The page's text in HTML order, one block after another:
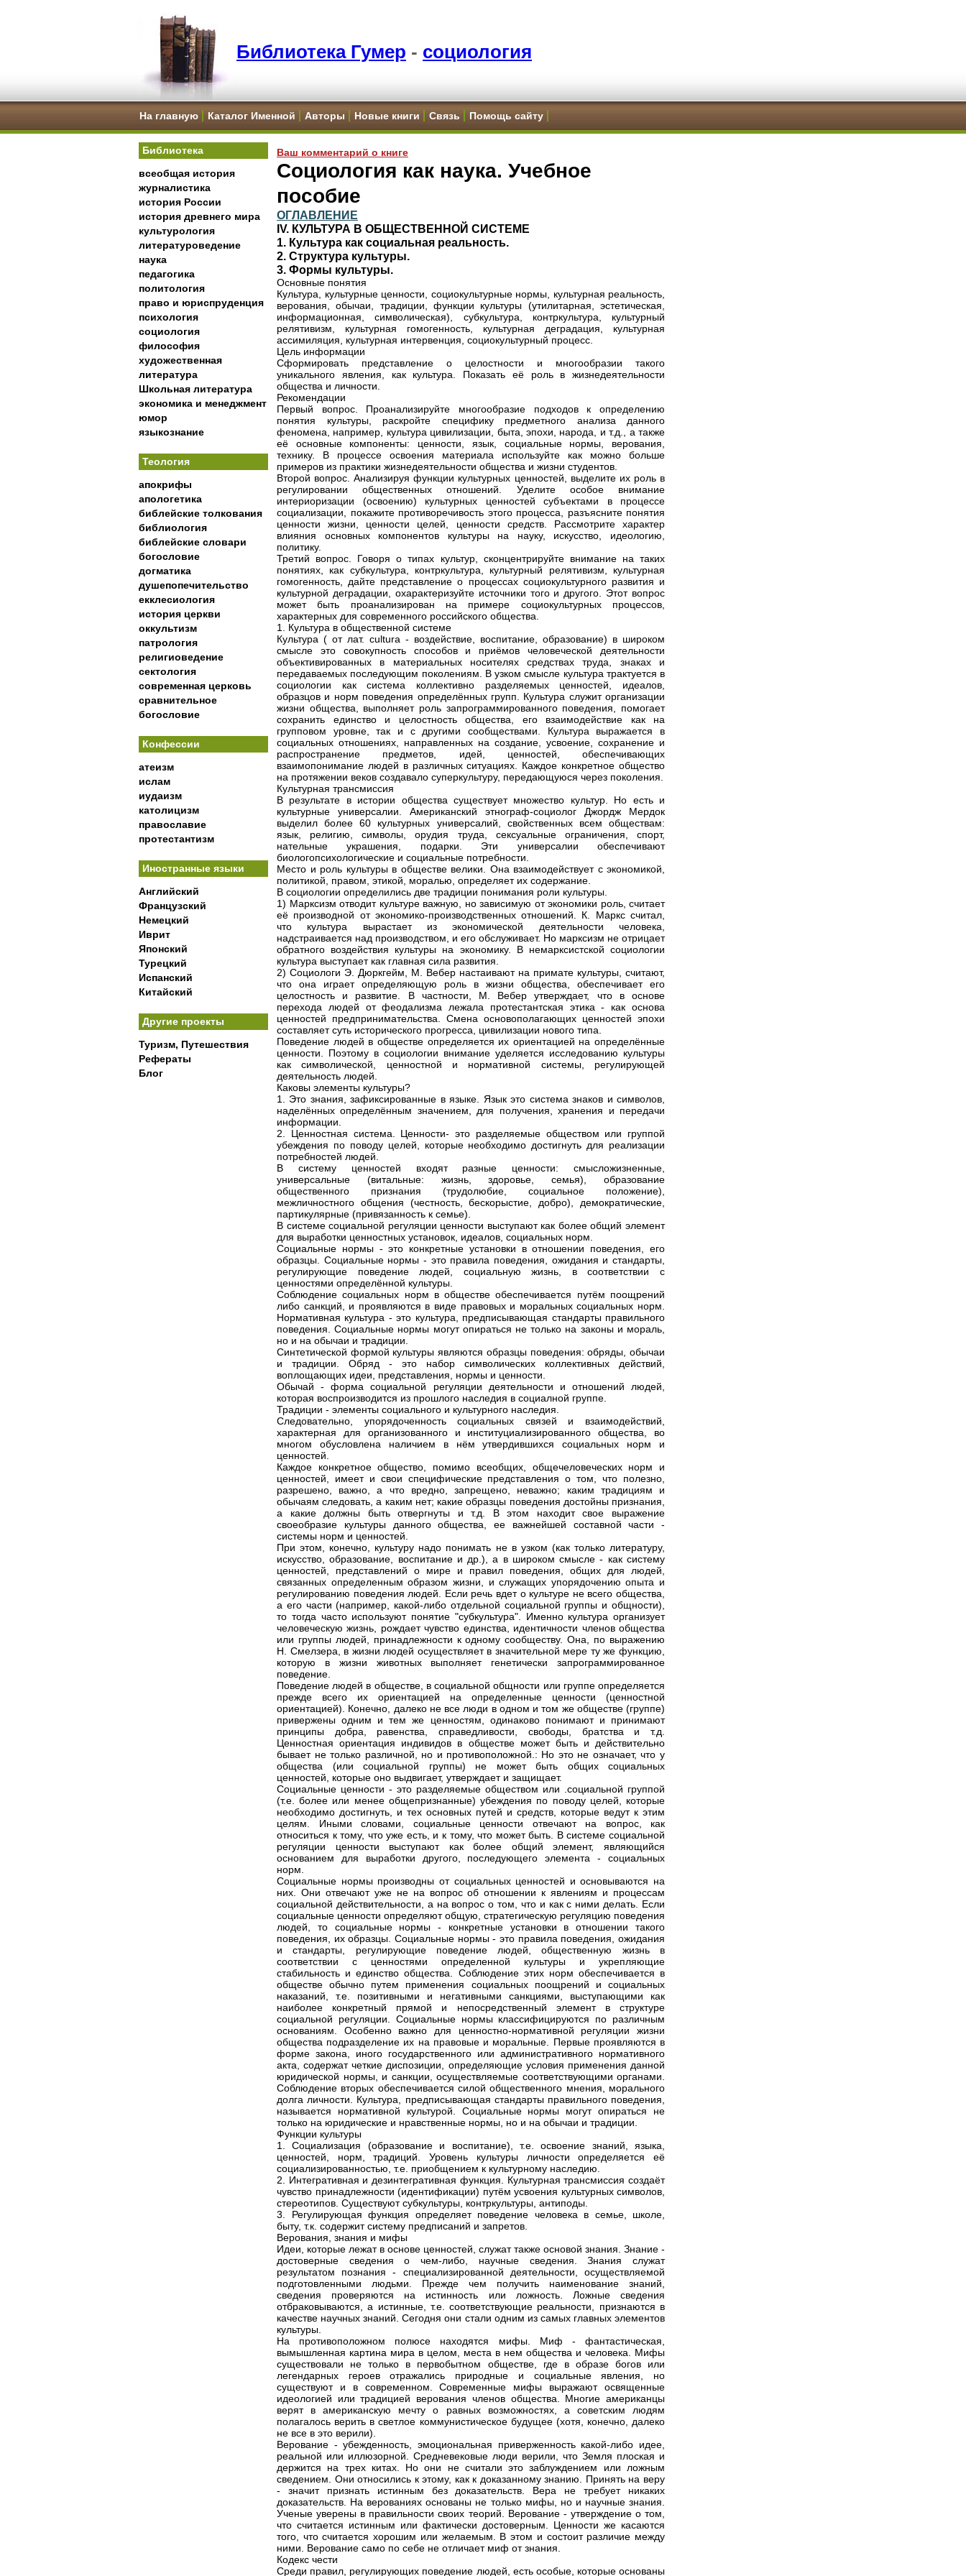
Библиотека Гумер - социология
На главную Каталог Именной Авторы Новые книги Связь Помощь сайту
Библиотека
всеобщая история
журналистика
история России
история древнего мира
культурология
литературоведение
наука
педагогика
политология
право и юриспруденция
психология
социология
философия
художественная
литература
Школьная литература
экономика и менеджмент
юмор
языкознание
Теология
апокрифы
апологетика
библейские толкования
библиология
библейские словари
богословие
догматика
душепопечительство
екклесиология
история церкви
оккультизм
патрология
религиоведение
сектология
современная церковь
сравнительное
богословие
Конфессии
атеизм
ислам
иудаизм
католицизм
православие
протестантизм
Иностранные языки
Английский
Французский
Немецкий
Иврит
Японский
Турецкий
Испанский
Китайский
Другие проекты
Туризм, Путешествия
Рефераты
Блог
Ваш комментарий о книге
Социология как наука. Учебное
пособие
ОГЛАВЛЕНИЕ
IV. КУЛЬТУРА В ОБЩЕСТВЕННОЙ СИСТЕМЕ
1. Культура как социальная реальность.
2. Структура культуры.
3. Формы культуры.
Основные понятия
Культура, культурные ценности, социокультурные нормы, культурная реальность,
верования, обычаи, традиции, функции культуры (утилитарная, эстетическая,
информационная, символическая), субкультура, контркультура, культурный
релятивизм, культурная гомогенность, культурная деградация, культурная
ассимиляция, культурная интервенция, социокультурный процесс.
Цель информации
Сформировать представление о целостности и многообразии такого
уникального явления, как культура. Показать её роль в жизнедеятельности
общества и личности.
Рекомендации
Первый вопрос. Проанализируйте многообразие подходов к определению
понятия культуры, раскройте специфику предметного анализа данного
феномена, например, культура цивилизации, быта, эпохи, народа, и т.д., а также
её основные компоненты: ценности, язык, социальные нормы, верования,
технику. В процессе освоения материала используйте как можно больше
примеров из практики жизнедеятельности общества и жизни студентов.
Второй вопрос. Анализируя функции культурных ценностей, выделите их роль в
регулировании общественных отношений. Уделите особое внимание
интериоризации (освоению) культурных ценностей субъектами в процессе
социализации, покажите противоречивость этого процесса, разъясните понятия
ценности жизни, ценности целей, ценности средств. Рассмотрите характер
влияния основных компонентов культуры на науку, искусство, идеологию,
политику.
Третий вопрос. Говоря о типах культур, сконцентрируйте внимание на таких
понятиях, как субкультура, контркультура, культурный релятивизм, культурная
гомогенность, дайте представление о процессах социокультурного развития и
культурной деградации, охарактеризуйте источники того и другого. Этот вопрос
может быть проанализирован на примере социокультурных процессов,
характерных для современного российского общества.
1. Культура в общественной системе
Культура ( от лат. сultura - воздействие, воспитание, образование) в широком
смысле это совокупность способов и приёмов человеческой деятельности
объективированных в материальных носителях средствах труда, знаках и
передаваемых последующим поколениям. В узком смысле культура трактуется в
социологии как система коллективно разделяемых ценностей, идеалов,
образцов и норм поведения определённых групп. Культура служит организации
жизни общества, выполняет роль запрограммированного поведения, помогает
сохранить единство и целостность общества, его взаимодействие как на
групповом уровне, так и с другими сообществами. Культура выражается в
социальных отношениях, направленных на создание, усвоение, сохранение и
распространение предметов, идей, ценностей, обеспечивающих
взаимопонимание людей в различных ситуациях. Каждое конкретное общество
на протяжении веков создавало суперкультуру, передающуюся через поколения.
Культурная трансмиссия
В результате в истории общества существует множество культур. Но есть и
культурные универсалии. Американский этнограф-социолог Джордж Мердок
выделил более 60 культурных универсалий, свойственных всем обществам:
язык, религию, символы, орудия труда, сексуальные ограничения, спорт,
нательные украшения, подарки. Эти универсалии обеспечивают
биологопсихологические и социальные потребности.
Место и роль культуры в обществе велики. Она взаимодействует с экономикой,
политикой, правом, этикой, моралью, определяет их содержание.
В социологии определились две традиции понимания роли культуры.
1) Марксизм отводит культуре важную, но зависимую от экономики роль, считает
её производной от экономико-производственных отношений. К. Маркс считал,
что культура вырастает из экономической деятельности человека,
надстраивается над производством, и его обслуживает. Но марксизм не отрицает
обратного воздействия культуры на экономику. В немарксистской социологии
культура выступает как главная сила развития.
2) Социологи Э. Дюркгейм, М. Вебер настаивают на примате культуры, считают,
что она играет определяющую роль в жизни общества, обеспечивает его
целостность и развитие. В частности, М. Вебер утверждает, что в основе
перехода людей от феодализма лежала протестантская этика - как основа
ценностей предпринимательства. Смена основополагающих ценностей эпохи
составляет суть исторического прогресса, цивилизации нового типа.
Поведение людей в обществе определяется их ориентацией на определённые
ценности. Поэтому в социологии внимание уделяется исследованию культуры
как символической, ценностной и нормативной системы, регулирующей
деятельность людей.
Каковы элементы культуры?
1. Это знания, зафиксированные в языке. Язык это система знаков и символов,
наделённых определённым значением, для получения, хранения и передачи
информации.
2. Ценностная система. Ценности- это разделяемые обществом или группой
убеждения по поводу целей, которые необходимо достигнуть для реализации
потребностей людей.
В систему ценностей входят разные ценности: смысложизненные,
универсальные (витальные: жизнь, здоровье, семья), образование
общественного признания (трудолюбие, социальное положение),
межличностного общения (честность, бескорыстие, добро), демократические,
партикулярные (привязанность к семье).
В системе социальной регуляции ценности выступают как более общий элемент
для выработки ценностных установок, идеалов, социальных норм.
Социальные нормы - это конкретные установки в отношении поведения, его
образцы. Социальные нормы - это правила поведения, ожидания и стандарты,
регулирующие поведение людей, социальную жизнь, в соответствии с
ценностями определённой культуры.
Соблюдение социальных норм в обществе обеспечивается путём поощрений
либо санкций, и проявляются в виде правовых и моральных социальных норм.
Нормативная культура - это культура, предписывающая стандарты правильного
поведения. Социальные нормы могут опираться не только на законы и мораль,
но и на обычаи и традиции.
Синтетической формой культуры являются образцы поведения: обряды, обычаи
и традиции. Обряд - это набор символических коллективных действий,
воплощающих идеи, представления, нормы и ценности.
Обычай - форма социальной регуляции деятельности и отношений людей,
которая воспроизводится из прошлого наследия в социалной группе.
Традиции - элементы социального и культурного наследия.
Следовательно, упорядоченность социальных связей и взаимодействий,
характерная для организованного и институциализированного общества, во
многом обусловлена наличием в нём утвердившихся социальных норм и
ценностей.
Каждое конкретное общество, помимо всеобщих, общечеловеческих норм и
ценностей, имеет и свои специфические представления о том, что полезно,
разрешено, важно, а что вредно, запрещено, неважно; каким традициям и
обычаям следовать, а каким нет; какие образцы поведения достойны признания,
а какие должны быть отвергнуты и т.д. В этом находит свое выражение
своеобразие культуры данного общества, ее важнейшей составной части -
системы норм и ценностей.
При этом, конечно, культуру надо понимать не в узком (как только литературу,
искусство, образование, воспитание и др.), а в широком смысле - как систему
ценностей, представлений о мире и правил поведения, общих для людей,
связанных определенным образом жизни, и служащих упорядочению опыта и
регулированию поведения людей. Если речь вдет о культуре не всего общества,
а его части (например, какой-либо отдельной социальной группы и общности),
то тогда часто используют понятие "субкультура". Именно культура организует
человеческую жизнь, рождает чувство единства, идентичности членов общества
или группы людей, принадлежности к одному сообществу. Она, по выражению
Н. Смелзера, в жизни людей осуществляет в значительной мере ту же функцию,
которую в жизни животных выполняет генетически запрограммированное
поведение.
Поведение людей в обществе, в социальной общности или группе определяется
прежде всего их ориентацией на определенные ценности (ценностной
ориентацией). Конечно, далеко не все люди в одном и том же обществе (группе)
привержены одним и тем же ценностям, одинаково понимают и принимают
принципы добра, равенства, справедливости, свободы, братства и т.д.
Ценностная ориентация индивидов в обществе может быть и действительно
бывает не только различной, но и противоположной.: Но это не означает, что у
общества (или социальной группы) не может быть общих социальных
ценностей, которые оно выдвигает, утверждает и защищает.
Социальные ценности - это разделяемые обществом или .социальной группой
(т.е. более или менее общепризнанные) убеждения по поводу целей, которые
необходимо достигнуть, и тех основных путей и средств, которые ведут к этим
целям. Иными словами, социальные ценности отвечают на вопрос, как
относиться к тому, что уже есть, и к тому, что может быть. В системе социальной
регуляции ценности выступают как более общий элемент, являющийся
основанием для выработки другого, последующего элемента - социальных
норм.
Социальные нормы производны от социальных ценностей и основываются на
них. Они отвечают уже не на вопрос об отношении к явлениям и процессам
социальной действительности, а на вопрос о том, что и как с ними делать. Если
социальные ценности определяют общую, стратегическую регуляцию поведения
людей, то социальные нормы - конкретные установки в отношении такого
поведения, их образцы. Социальные нормы - это правила поведения, ожидания
и стандарты, регулирующие поведение людей, общественную жизнь в
соответствии с ценностями определенной культуры и укрепляющие
стабильность и единство общества. Соблюдение этих норм обеспечивается в
обществе обычно путем применения социальных поощрений и социальных
наказаний, т.е. позитивными и негативными санкциями, выступающими как
наиболее конкретный прямой и непосредственный элемент в структуре
социальной регуляции. Социальные нормы классифицируются по различным
основаниям. Особенно важно для ценностно-нормативной регуляции жизни
общества подразделение их на правовые и моральные. Первые проявляются в
форме закона, иного государственного или административного нормативного
акта, содержат четкие диспозиции, определяющие условия применения данной
юридической нормы, и санкции, осуществляемые соответствующими органами.
Соблюдение вторых обеспечивается силой общественного мнения, морального
долга личности. Культура, предписывающая стандарты правильного поведения,
называется нормативной культурой. Социальные нормы могут опираться не
только на юридические и нравственные нормы, но и на обычаи и традиции.
Функции культуры
1. Социализация (образование и воспитание), т.е. освоение знаний, языка,
ценностей, норм, традиций. Уровень культуры личности определяется её
социализированностью, т.е. приобщением к культурному наследию.
2. Интегративная и дезинтегративная функция. Культурная трансмиссия создаёт
чувство принадлежности (идентификации) путём усвоения культурных символов,
стереотипов. Существуют субкультуры, контркультуры, антиподы.
3. Регулирующая функция определяет поведение человека в семье, школе,
быту, т.к. содержит систему предписаний и запретов.
Верования, знания и мифы
Идеи, которые лежат в основе ценностей, служат также основой знания. Знание -
достоверные сведения о чем-либо, научные сведения. Знания служат
результатом познания - специализированной деятельности, осуществляемой
подготовленными людьми. Прежде чем получить наименование знаний,
сведения проверяются на истинность или ложность. Ложные сведения
отбраковываются, а истинные, т.е. соответствующие реальности, признаются в
качестве научных знаний. Сегодня они стали одним из самых главных элементов
культуры.
На противоположном полюсе находятся мифы. Миф - фантастическая,
вымышленная картина мира в целом, места в нем общества и человека. Мифы
существовали не только в первобытном обществе, где в образе богов или
легендарных героев отражались природные и социальные явления, но
существуют и в современном. Современные мифы выражают освященные
идеологией или традицией верования членов общества. Многие американцы
верят в американскую мечту о равных возможностях, а советским людям
полагалось верить в светлое коммунистическое будущее (хотя, конечно, далеко
не все в это верили).
Верование - убежденность, эмоциональная приверженность какой-либо идее,
реальной или иллюзорной. Средневековые люди верили, что Земля плоская и
держится на трех китах. Но они не считали это заблуждением или ложным
сведением. Они относились к этому, как к доказанному знанию. Принять на веру
- значит признать истинным без доказательств. Вера не требует никаких
доказательств. На верованиях основаны не только мифы, но и научные знания.
Ученые уверены в правильности своих теорий. Верование - утверждение о том,
что считается истинным или фактически достоверным. Ценности же касаются
того, что считается хорошим или желаемым. В этом и состоит различие между
ними. Верование само по себе не отличает миф от знания.
Кодекс чести
Среди правил, регулирующих поведение людей, есть особые, которые основаны